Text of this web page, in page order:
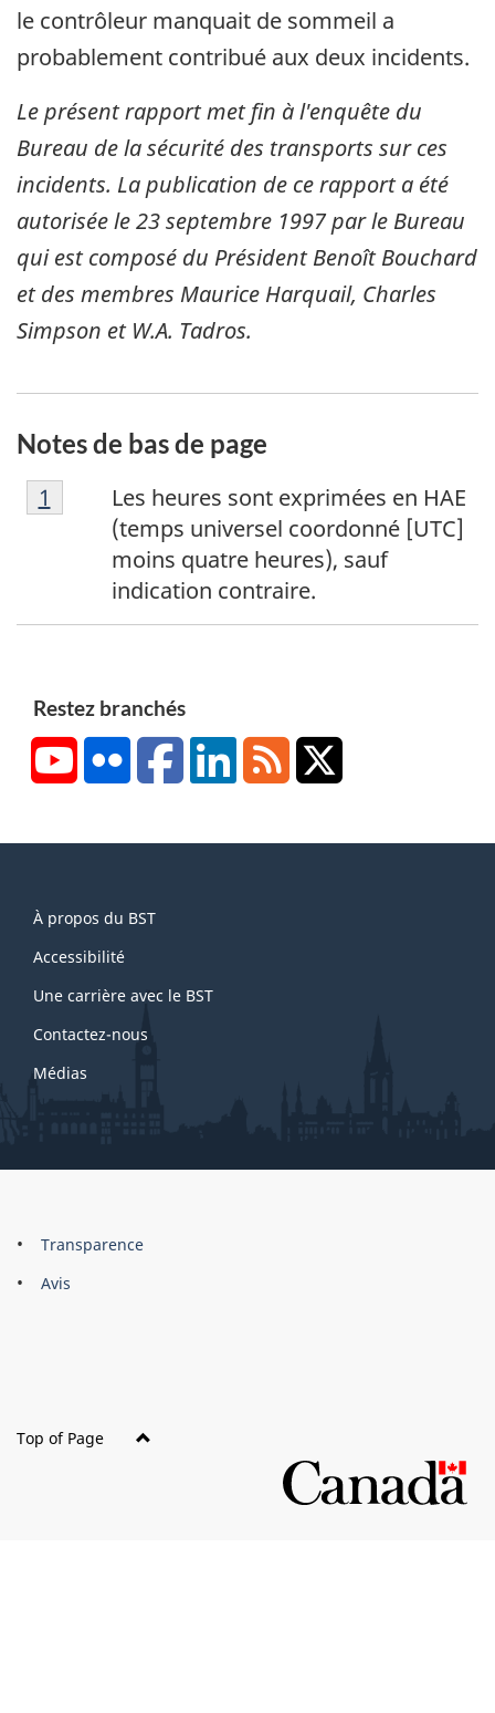
le contrôleur manquait de sommeil a
probablement contribué aux deux incidents.
Le présent rapport met fin à l'enquête du
Bureau de la sécurité des transports sur ces
incidents. La publication de ce rapport a été
autorisée le23 septembre 1997par le Bureau
qui est composé du Président Benoît Bouchard
et des membres Maurice Harquail, Charles
Simpson et W.A. Tadros.
Notes de bas de page
N
o
Les heures sont exprimées en HAE
(temps universel coordonné [UTC]
moins quatre heures), sauf
indication contraire.
Retour à la référence de la note de bas de
1
Restez branchés
YouTubeFlickr FacebookLinkedInRSS
this
site
À propos du BST
Accessibilité
Une carrière avec le BST
Contactez-nous
Médias
About
this
Brand
Transparence
Avis
Top of Page